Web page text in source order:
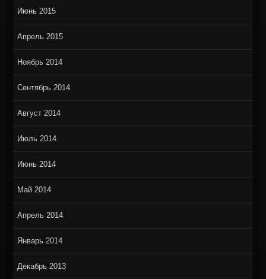
Июнь 2015
Апрель 2015
Ноябрь 2014
Сентябрь 2014
Август 2014
Июль 2014
Июнь 2014
Май 2014
Апрель 2014
Январь 2014
Декабрь 2013